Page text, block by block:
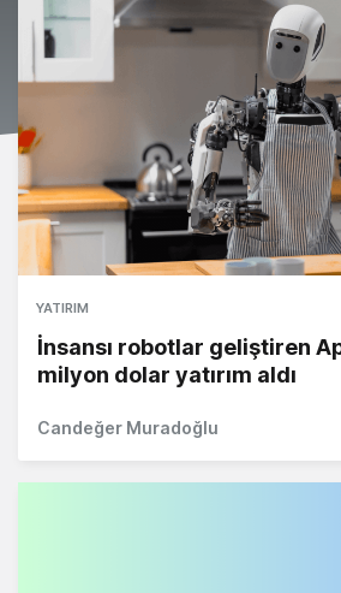
YATIRIM
İnsansı robotlar geliştiren
milyon dolar yatırım aldı
Candeğer Muradoğlu